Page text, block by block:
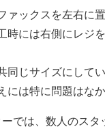
ァックスを左右に
時には右側にレジ
同じサイズにして
には特に問題はなか
では、数人のスタ